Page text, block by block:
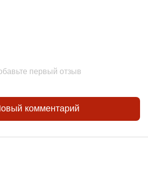
первый отзыв
комментарий